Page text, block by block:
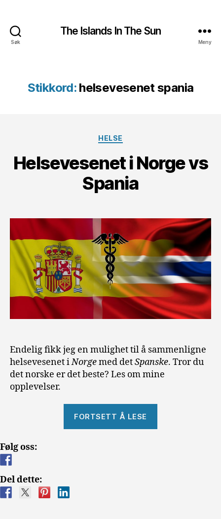
Søk
The Islands In The Sun
Meny
Stikkord: helsevesenet spania
Kategorier
HELSE
Helsevesenet i Norge vs
Spania
Endelig fikk jeg en mulighet til å sammenligne
helsevesenet iNorgemed detSpanske. Tror du
det norske er det beste? Les om mine
opplevelser.
FORTSETT Å LESE
Følg oss:
Del dette: